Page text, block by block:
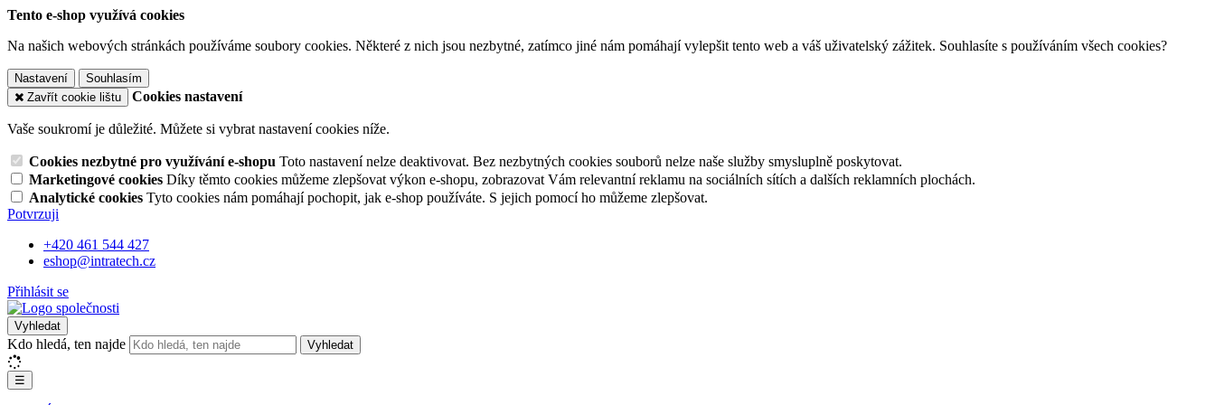
Tento e-shop využívá cookies
Na našich webových stránkách používáme soubory cookies. Některé z nich jsou nezbytné, zatímco jiné nám pomáhají vylepšit tento web a váš uživatelský zážitek. Souhlasíte s používáním všech cookies?
Nastavení
Souhlasím
Zavřít cookie lištu
Cookies nastavení
Vaše soukromí je důležité. Můžete si vybrat nastavení cookies níže.
Cookies nezbytné pro využívání e-shopu Toto nastavení nelze deaktivovat. Bez nezbytných cookies souborů nelze naše služby smysluplně poskytovat.
Marketingové cookies Díky těmto cookies můžeme zlepšovat výkon e-shopu, zobrazovat Vám relevantní reklamu na sociálních sítích a dalších reklamních plochách.
Analytické cookies Tyto cookies nám pomáhají pochopit, jak e-shop používáte. S jejich pomocí ho můžeme zlepšovat.
Potvrzuji
+420 461 544 427
eshop@intratech.cz
Přihlásit se
Vyhledat
Kdo hledá, ten najde Vyhledat
☰